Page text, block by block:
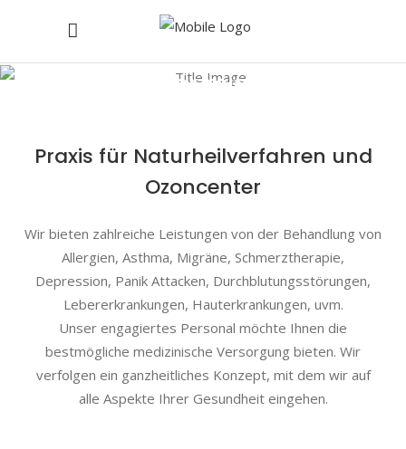
Über mich
Praxis für Naturheilverfahren und
Ozoncenter
Wir bieten zahlreiche Leistungen von der Behandlung von
Allergien, Asthma, Migräne, Schmerztherapie,
Depression, Panik Attacken, Durchblutungsstörungen,
Lebererkrankungen, Hauterkrankungen, uvm.
Unser engagiertes Personal möchte Ihnen die
bestmögliche medizinische Versorgung bieten. Wir
verfolgen ein ganzheitliches Konzept, mit dem wir auf
alle Aspekte Ihrer Gesundheit eingehen.